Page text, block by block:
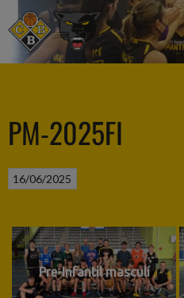
PM-2025FI
16/06/2025
Pre-Infantil masculí